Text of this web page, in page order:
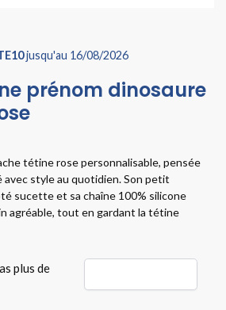
jusqu'au 16/08/2026
prénom dinosaure
tétine rose personnalisable, pensée
avec style au quotidien. Son petit
sucette et sa chaîne 100% silicone
agréable, tout en gardant la tétine
plus de